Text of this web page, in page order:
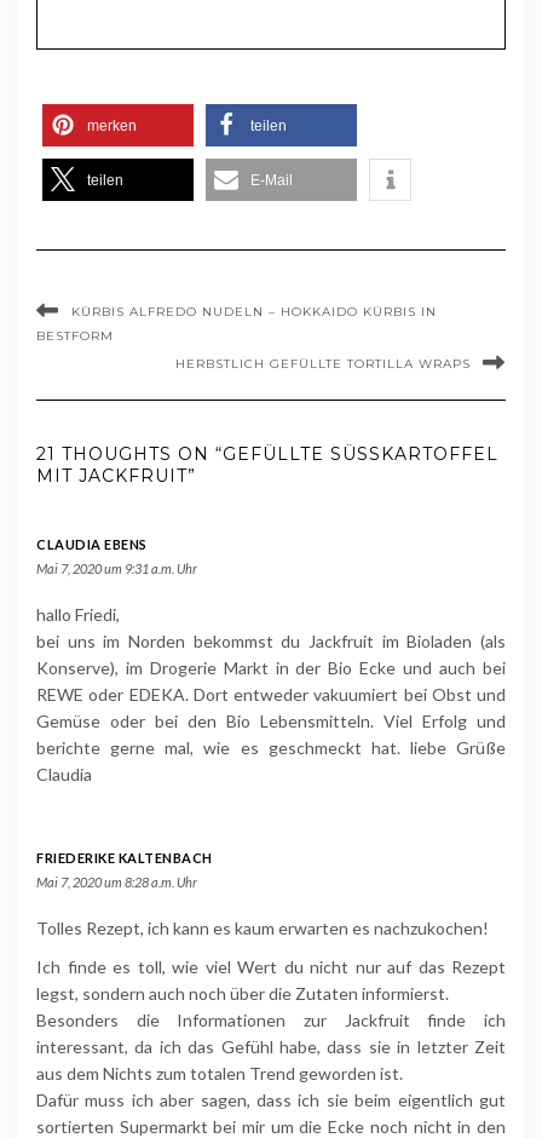
merken teilen
teilen E-Mail
KÜRBIS ALFREDO NUDELN – HOKKAIDO KÜRBIS IN
BESTFORM
HERBSTLICH GEFÜLLTE TORTILLA WRAPS
21 THOUGHTS ON “GEFÜLLTE SÜSSKARTOFFEL M
IT JACKFRUIT”
CLAUDIA EBENS
Mai 7, 2020 um 9:31 a.m. Uhr
hallo Friedi,
bei uns im Norden bekommst du Jackfruit im Bioladen (als
Konserve), im Drogerie Markt in der Bio Ecke und auch bei
REWE oder EDEKA. Dort entweder vakuumiert bei Obst und
Gemüse oder bei den Bio Lebensmitteln. Viel Erfolg und
berichte gerne mal, wie es geschmeckt hat. liebe Grüße
Claudia
FRIEDERIKE KALTENBACH
Mai 7, 2020 um 8:28 a.m. Uhr
Tolles Rezept, ich kann es kaum erwarten es nachzukochen!
Ich finde es toll, wie viel Wert du nicht nur auf das Rezept
legst, sondern auch noch über die Zutaten informierst.
Besonders die Informationen zur Jackfruit finde ich
interessant, da ich das Gefühl habe, dass sie in letzter Zeit
aus dem Nichts zum totalen Trend geworden ist.
Dafür muss ich aber sagen, dass ich sie beim eigentlich gut
sortierten Supermarkt bei mir um die Ecke noch nicht in den